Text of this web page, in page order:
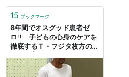
15 ブックマーク
8年間でオスグッド患者ゼ
ロ!! 子どもの心身のケアを
徹底するＴ・フジタ枚方の取
応援しよう！